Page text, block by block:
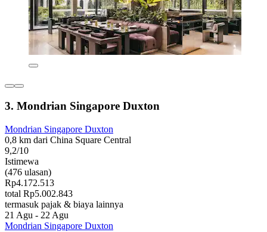
3. Mondrian Singapore Duxton
Mondrian Singapore Duxton
0,8 km dari China Square Central
9,2/10
Istimewa
(476 ulasan)
Rp4.172.513
total Rp5.002.843
termasuk pajak & biaya lainnya
21 Agu - 22 Agu
Mondrian Singapore Duxton